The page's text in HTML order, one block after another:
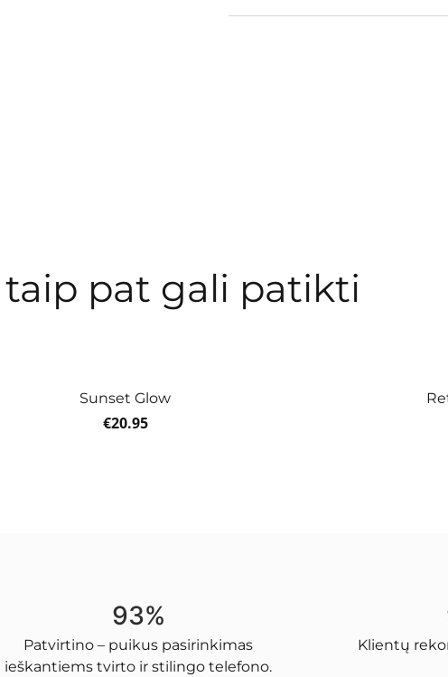
pat gali patikti
Sunset Glow
€20.95
93%
Patvirtino – puikus pasirinkimas
ieškantiems tvirto ir stilingo telefono.
Klientų